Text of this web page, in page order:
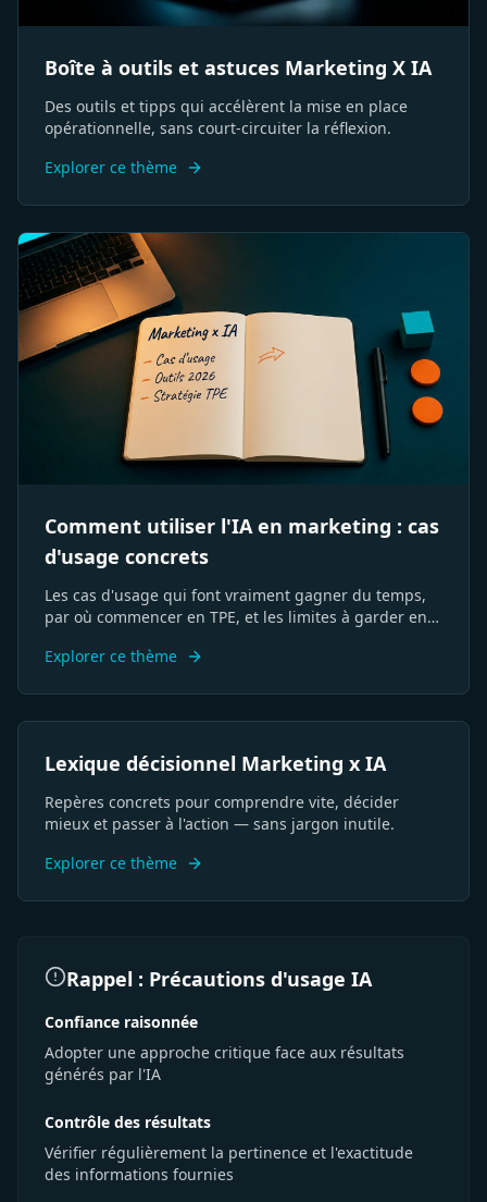
Boîte à outils et astuces Marketing X IA
Des outils et tipps qui accélèrent la mise en place
opérationnelle, sans court-circuiter la réflexion.
Explorer ce thème
Comment utiliser l'IA en marketing : cas
d'usage concrets
Les cas d'usage qui font vraiment gagner du temps,
par où commencer en TPE, et les limites à garder en
Explorer ce thème
CTA
Acquisition
KPI ROI
Visibilité GEO Stratégie IA
Parcours Conversion
Branding Différenciation
Lexique décisionnel Marketing x IA
Repères concrets pour comprendre vite, décider
mieux et passer à l'action — sans jargon inutile.
Explorer ce thème
Rappel : Précautions d'usage IA
Confiance raisonnée
Adopter une approche critique face aux résultats
générés par l'IA
Contrôle des résultats
Vérifier régulièrement la pertinence et l'exactitude
des informations fournies